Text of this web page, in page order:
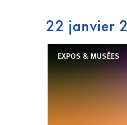
22 janvier
EXPOS & MUSÉES